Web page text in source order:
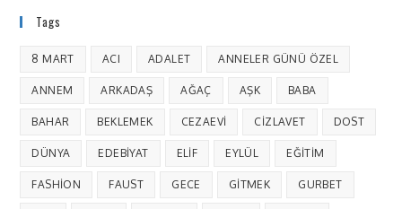
Tags
8 MART ACI ADALET ANNELER GÜNÜ ÖZEL
ANNEM ARKADAŞ AĞAÇ AŞK BABA
BAHAR BEKLEMEK CEZAEVI CIZLAVET DOST
DÜNYA EDEBIYAT ELIF EYLÜL EĞITIM
FASHION FAUST GECE GITMEK GURBET